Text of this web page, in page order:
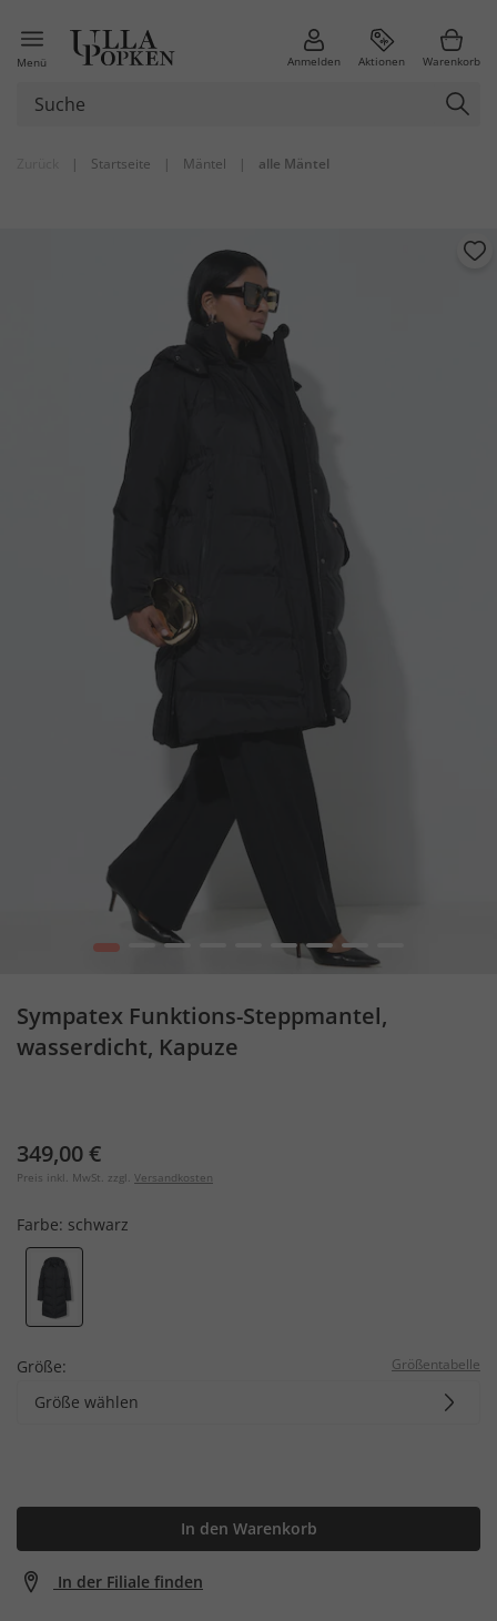
Menü Anmelden Aktionen Warenkorb
| Startseite | Mäntel | alle Mäntel
1 6 7 8
Sympatex Funktions-Steppmantel,
wasserdicht, Kapuze
349,00 €
Preis inkl. MwSt. zzgl. Versandkosten
Farbe: schwarz
Größe: Größentabelle
Größe wählen
In den Warenkorb
In der Filiale finden